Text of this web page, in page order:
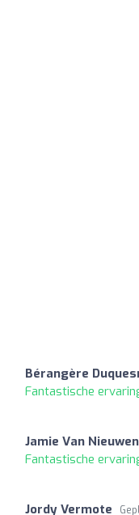
Bérangère
Fantastische
Jamie Van
Fantastische
Jordy Vermote